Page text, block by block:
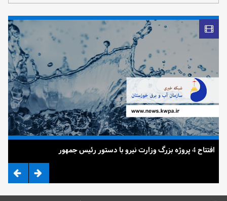
افتتاح 4 پروژه بزرگ وزارت نیرو با دستور رئیس جمهور